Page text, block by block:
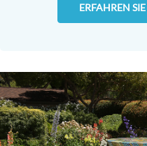
ERFAHREN